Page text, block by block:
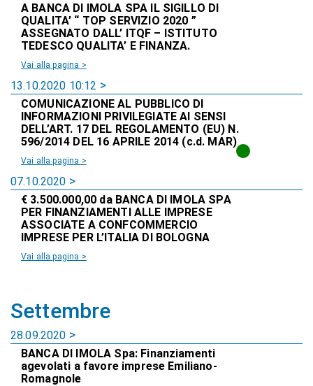
A BANCA DI IMOLA SPA IL SIGILLO DI
QUALITA’ “ TOP SERVIZIO 2020 ”
ASSEGNATO DALL’ ITQF – ISTITUTO
TEDESCO QUALITA’ E FINANZA.
Vai alla pagina >
13.10.2020 10:12
COMUNICAZIONE AL PUBBLICO DI
INFORMAZIONI PRIVILEGIATE AI SENSI
DELL’ART. 17 DEL REGOLAMENTO (EU) N.
596/2014 DEL 16 APRILE 2014 (c.d. MAR)
Vai alla pagina >
07.10.2020
€ 3.500.000,00 da BANCA DI IMOLA SPA
PER FINANZIAMENTI ALLE IMPRESE
ASSOCIATE A CONFCOMMERCIO
IMPRESE PER L’ITALIA DI BOLOGNA
Vai alla pagina >
Settembre
28.09.2020
BANCA DI IMOLA Spa: Finanziamenti
agevolati a favore imprese Emiliano-
Romagnole